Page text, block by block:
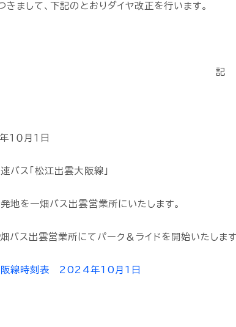
きまして、下記のとおりダイヤ改正を行います。
記
０月１日
松江出雲大阪線」
バス出雲営業所にいたします。
業所にてパーク＆ライドを開始いたします
阪線時刻表 2024年10月1日